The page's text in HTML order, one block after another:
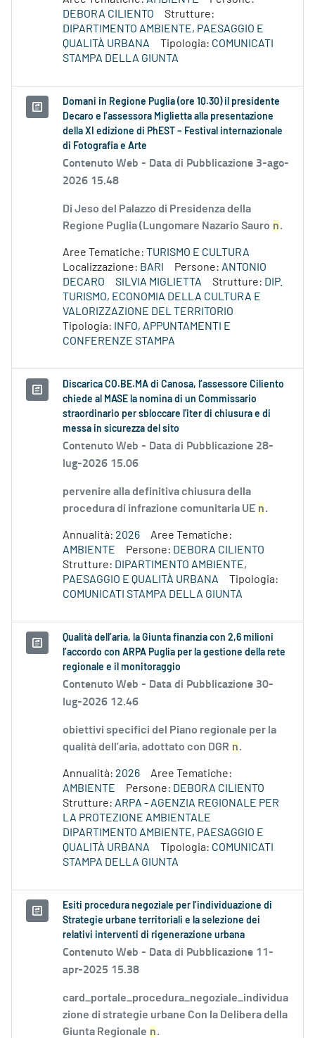
DEBORA CILIENTO
Strutture:
DIPARTIMENTO AMBIENTE, PAESAGGIO E
QUALITÀ URBANA
Tipologia: COMUNICATI
STAMPA DELLA GIUNTA
Domani in Regione Puglia (ore 10.30) il presidente
Decaro e l’assessora Miglietta alla presentazione
della XI edizione di PhEST – Festival internazionale
di Fotografia e Arte
Contenuto Web - Data di Pubblicazione 3-ago-
2026 15.48
Di Jeso del Palazzo di Presidenza della
Regione Puglia (Lungomare Nazario Sauro n.
Aree Tematiche: TURISMO E CULTURA
Localizzazione: BARI Persone: ANTONIO
DECARO
SILVIA MIGLIETTA Strutture: DIP.
TURISMO, ECONOMIA DELLA CULTURA E
VALORIZZAZIONE DEL TERRITORIO
Tipologia:
INFO, APPUNTAMENTI E
CONFERENZE STAMPA
Discarica CO.BE.MA di Canosa, l’assessore Ciliento
chiede al MASE la nomina di un Commissario
straordinario per sbloccare l'iter di chiusura e di
messa in sicurezza del sito
Contenuto Web - Data di Pubblicazione 28-
lug-2026 15.06
pervenire alla definitiva chiusura della
procedura di infrazione comunitaria UE n.
Annualità: 2026
Aree Tematiche:
AMBIENTE
Persone: DEBORA CILIENTO
Strutture: DIPARTIMENTO AMBIENTE,
PAESAGGIO E QUALITÀ URBANA
Tipologia:
COMUNICATI STAMPA DELLA GIUNTA
Qualità dell’aria, la Giunta finanzia con 2,6 milioni
l’accordo con ARPA Puglia per la gestione della rete
regionale e il monitoraggio
Contenuto Web - Data di Pubblicazione 30-
lug-2026 12.46
obiettivi specifici del Piano regionale per la
qualità dell’aria, adottato con DGR n.
Annualità: 2026
Aree Tematiche:
AMBIENTE
Persone: DEBORA CILIENTO
Strutture: ARPA - AGENZIA REGIONALE PER
LA PROTEZIONE AMBIENTALE
DIPARTIMENTO AMBIENTE, PAESAGGIO E
QUALITÀ URBANA
Tipologia: COMUNICATI
STAMPA DELLA GIUNTA
Esiti procedura negoziale per l’individuazione di
Strategie urbane territoriali e la selezione dei
relativi interventi di rigenerazione urbana
Contenuto Web - Data di Pubblicazione 11-
apr-2025 15.38
card_portale_procedura_negoziale_individua
zione di strategie urbane Con la Delibera della
Giunta Regionale n.